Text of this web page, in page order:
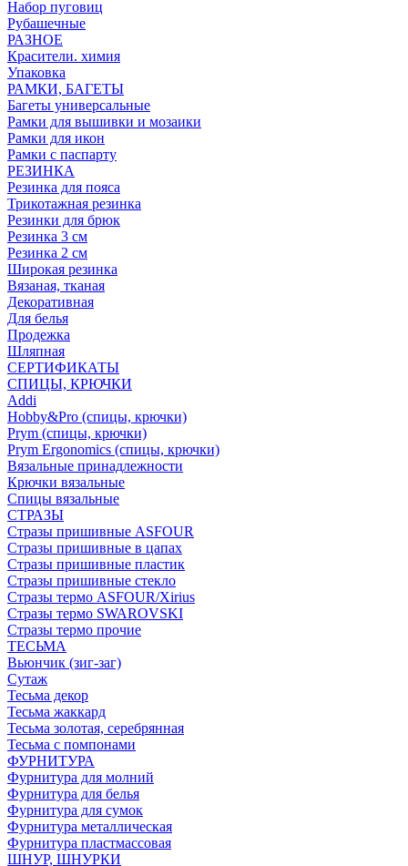
Набор пуговиц
Рубашечные
РАЗНОЕ
Красители. химия
Упаковка
РАМКИ, БАГЕТЫ
Багеты универсальные
Рамки для вышивки и мозаики
Рамки для икон
Рамки с паспарту
РЕЗИНКА
Резинка для пояса
Трикотажная резинка
Резинки для брюк
Резинка 3 см
Резинка 2 см
Широкая резинка
Вязаная, тканая
Декоративная
Для белья
Продежка
Шляпная
СЕРТИФИКАТЫ
СПИЦЫ, КРЮЧКИ
Addi
Hobby&Pro (спицы, крючки)
Prym (спицы, крючки)
Prym Ergonomics (спицы, крючки)
Вязальные принадлежности
Крючки вязальные
Спицы вязальные
СТРАЗЫ
Стразы пришивные ASFOUR
Стразы пришивные в цапах
Стразы пришивные пластик
Стразы пришивные стекло
Стразы термо ASFOUR/Xirius
Стразы термо SWAROVSKI
Стразы термо прочие
ТЕСЬМА
Вьюнчик (зиг-заг)
Сутаж
Тесьма декор
Тесьма жаккард
Тесьма золотая, серебрянная
Тесьма с помпонами
ФУРНИТУРА
Фурнитура для молний
Фурнитура для белья
Фурнитура для сумок
Фурнитура металлическая
Фурнитура пластмассовая
ШНУР, ШНУРКИ